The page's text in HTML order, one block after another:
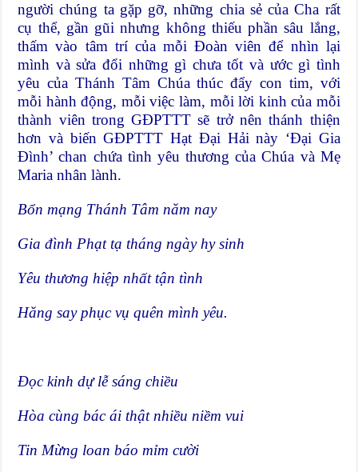
người chúng ta gặp gỡ, những chia sẻ của Cha rất
cụ thể, gần gũi nhưng không thiếu phần sâu lắng,
thấm vào tâm trí của mỗi Đoàn viên để nhìn lại
mình và sửa đổi những gì chưa tốt và ước gì tình
yêu của Thánh Tâm Chúa thúc đẩy con tim, với
mỗi hành động, mỗi việc làm, mỗi lời kinh của mỗi
thành viên trong GĐPTTT sẽ trở nên thánh thiện
hơn và biến GĐPTTT Hạt Đại Hải này ‘Đại Gia
Đình’ chan chứa tình yêu thương của Chúa và Mẹ
Maria nhân lành.
Bổn mạng Thánh Tâm năm nay
Gia đình Phạt tạ tháng ngày hy sinh
Yêu thương hiệp nhất tận tình
Hăng say phục vụ quên mình yêu.
Đọc kinh dự lễ sáng chiều
Hòa cùng bác ái thật nhiều niềm vui
Tin Mừng loan báo mỉm cười